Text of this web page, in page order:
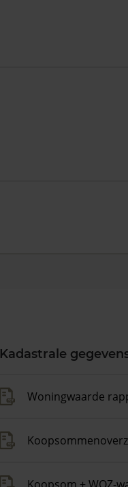
Kadastrale
Woningwaarde